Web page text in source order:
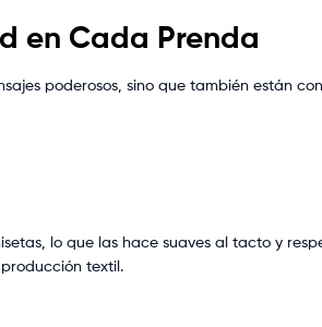
en Cada Prenda
poderosos, sino que también están
lo que las hace suaves al tacto y
textil.